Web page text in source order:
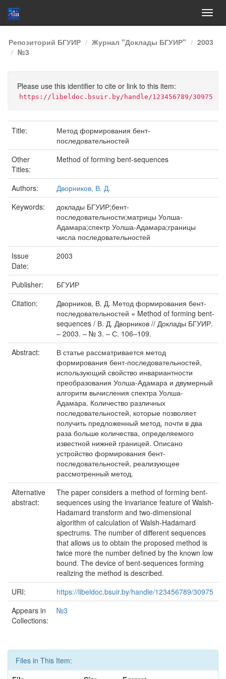
Skip
navigation
Репозиторий БГУИР Журнал "Доклады БГУИР"
2003
№3
Please use this identifier to cite or link to this item:
https://libeldoc.bsuir.by/handle/123456789/30975
Title:
Метод формирования бент-
последовательностей
Other
Titles:
Method of forming bent-sequences
Authors:
Дворников, В. Д.
Keywords:
доклады БГУИР;бент-
последовательности;матрицы Уолша-
Адамара;спектр Уолша-Адамара;границы
числа последовательностей
Issue
Date:
2003
Publisher:
БГУИР
Citation:
Дворников, В. Д. Метод формирования бент-
последовательностей = Method of forming bent-
sequences / В. Д. Дворников // Доклады БГУИР.
– 2003. – № 3. – С. 106–109.
Abstract:
В статье рассматривается метод
формирования бент-последовательностей,
использующий свойство инвариантности
преобразования Уолша-Адамара и двумерный
алгоритм вычисления спектра Уолша-
Адамара. Количество различных
последовательностей, которые позволяет
получить предложенный метод, почти в два
раза больше количества, определяемого
известной нижней границей. Описано
устройство формирования бент-
последовательностей, реализующее
рассмотренный метод.
Alternative
abstract:
The paper considers a method of forming bent-
sequences using the invariance feature of Walsh-
Hadamard transform and two-dimensional
algorithm of calculation of Walsh-Hadamard
spectrums. The number of different sequences
that allows us to obtain the proposed method is
twice more the number defined by the known low
bound. The device of bent-sequences forming
realizing the method is described.
URI:
https://libeldoc.bsuir.by/handle/123456789/30975
Appears in
Collections:
№3
Files in This Item: